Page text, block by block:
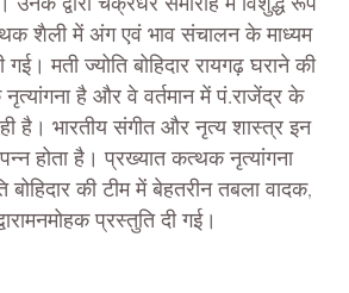
उनके द्वारा चक्रधर समारोह में विशुद्ध रूप
शैली में अंग एवं भाव संचालन के माध्यम
मती ज्योति बोहिदार रायगढ़ घराने की
है और वे वर्तमान में पं.राजेंद्र के
है। भारतीय संगीत और नृत्य शास्त्र इन
होता है। प्रख्यात कत्थक नृत्यांगना
बोहिदार की टीम में बेहतरीन तबला वादक,
प्रस्तुति दी गई।